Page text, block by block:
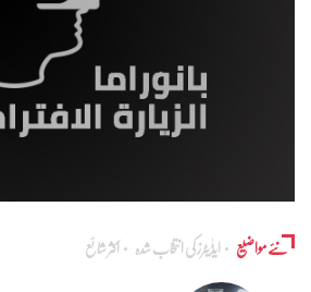
نئے مواضیع ایڈٰیٹرز کی انتخاب شدہ اکثر شائع